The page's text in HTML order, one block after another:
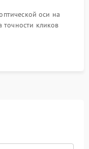
оси на
точности кликов
прицела на
к отдаче и